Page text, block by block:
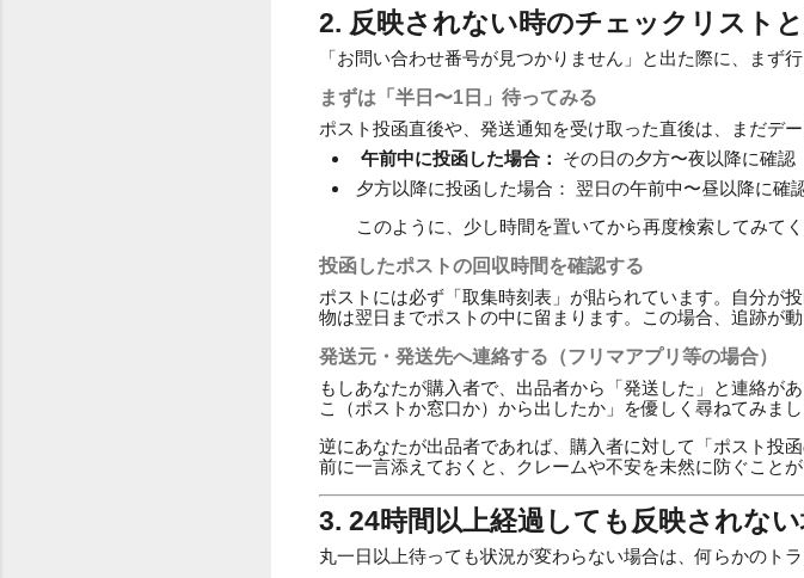
2. 反映されない時のチェックリスト
「お問い合わせ番号が見つかりません」と出た際に、まず
まずは「半日〜1日」待ってみる
ポスト投函直後や、発送通知を受け取った直後は、まだデ
午前中に投函した場合：
その日の夕方〜夜以降に確認
夕方以降に投函した場合： 翌日の午前中〜昼以降に確
このように、少し時間を置いてから再度検索してみてく
投函したポストの回収時間を確認する
ポストには必ず「取集時刻表」が貼られています。自分が
物は翌日までポストの中に留まります。この場合、追跡が
発送元・発送先へ連絡する（フリマアプリ等の場合）
もしあなたが購入者で、出品者から「発送した」と連絡が
こ（ポストか窓口か）から出したか」を優しく尋ねてみまし
逆にあなたが出品者であれば、購入者に対して「ポスト投
前に一言添えておくと、クレームや不安を未然に防ぐことが
3. 24時間以上経過しても反映されな
丸一日以上待っても状況が変わらない場合は、何らかのト